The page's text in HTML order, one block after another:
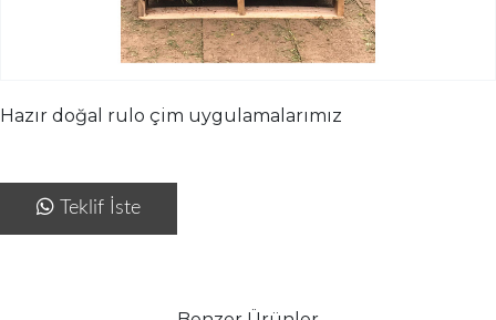
Hazır doğal rulo çim uygulamalarımız
Teklif İste